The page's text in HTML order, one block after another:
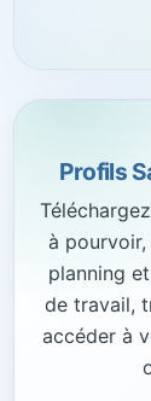
Profils
à
planning
de travail,
accéder à